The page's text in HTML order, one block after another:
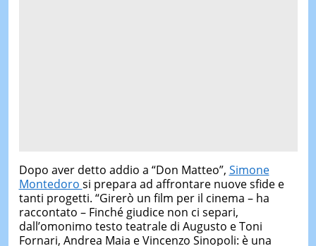
Dopo aver detto addio a “Don Matteo”, Simone
Montedoro si prepara ad affrontare nuove sfide e
tanti progetti. “Girerò un film per il cinema – ha
raccontato – Finché giudice non ci separi,
dall’omonimo testo teatrale di Augusto e Toni
Fornari, Andrea Maia e Vincenzo Sinopoli: è una